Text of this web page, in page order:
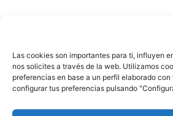
Las cookies son importantes para ti, influyen
nos solicites a través de la web. Utilizamos
preferencias en base a un perfil elaborado
configurar tus preferencias pulsando